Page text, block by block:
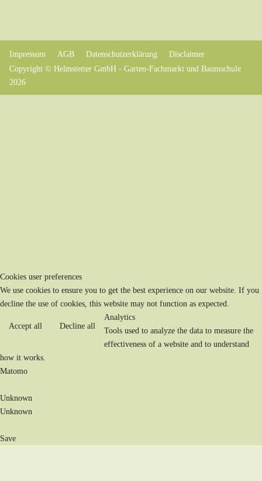
Impressum AGB Datenschutzerklärung
Disclaimer
Copyright © Helmstetter GmbH - Garten-Fachmarkt und Baumschule
2026
Cookies user preferences
We use cookies to ensure you to get the best experience on our website. If you
decline the use of cookies, this website may not function as expected.
Accept all Decline all
Analytics
Tools used to analyze the data to measure the
effectiveness of a website and to understand
how it works.
Matomo
Unknown
Unknown
Save